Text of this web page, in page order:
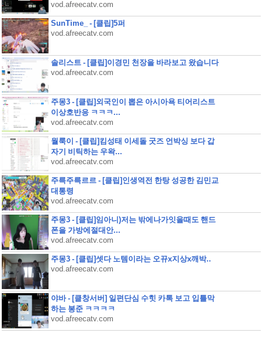
vod.afreecatv.com
SunTime_ - [클립]5퍼
vod.afreecatv.com
솔리스트 - [클립]이경민 천장을 바라보고 왔습니다
vod.afreecatv.com
주몽3 - [클립]외국인이 뽑은 아시아욕 티어리스트
이상호반응 ㅋㅋㅋ...
vod.afreecatv.com
월룩이 - [클립]킴성태 이세돌 굿즈 언박싱 보다 갑
자기 비틱하는 우왁...
vod.afreecatv.com
주륵주륵르르 - [클립]인생역전 한탕 성공한 김민교
대통령
vod.afreecatv.com
주몽3 - [클립]임아니)저는 밖에나가잇을때도 핸드
폰을 가방에절대안...
vod.afreecatv.com
주몽3 - [클립]셋다 노템이라는 오뀨x지상x깨박..
vod.afreecatv.com
야바 - [클창서버] 일편단심 수힛 카톡 보고 입틀막
하는 봉준 ㅋㅋㅋㅋ
vod.afreecatv.com